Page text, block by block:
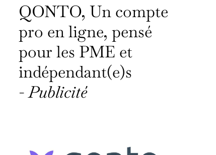
QONTO, Un compte
pro en ligne, pensé
pour les PME et
indépendant(e)s
-Publicité